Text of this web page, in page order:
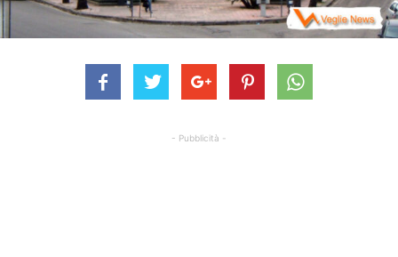
- Pubblicità -